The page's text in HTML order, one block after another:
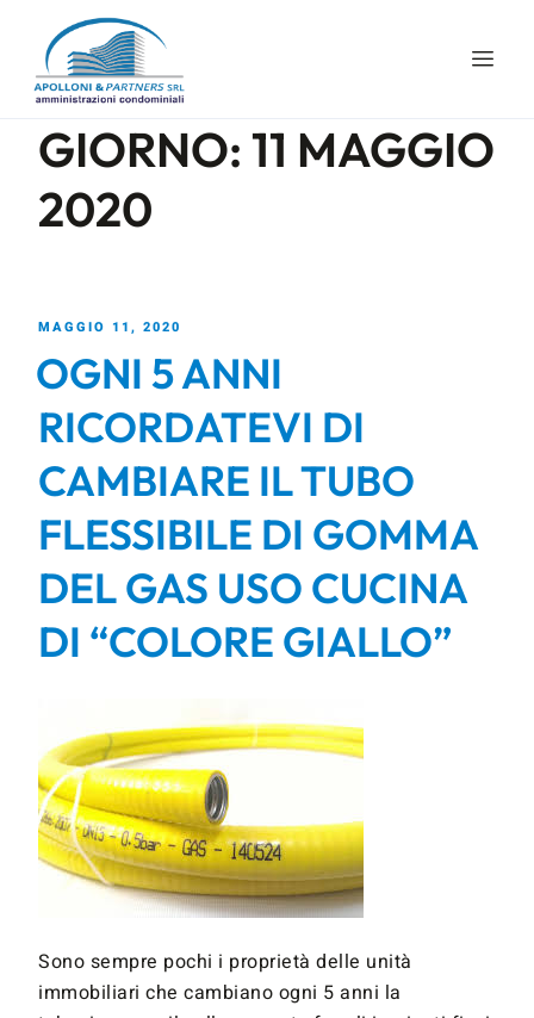
GIORNO: 11 MAGGIO
2020
MAGGIO 11, 2020
OGNI 5 ANNI
RICORDATEVI DI
CAMBIARE IL TUBO
FLESSIBILE DI GOMMA
DEL GAS USO CUCINA
DI “COLORE GIALLO”
Sono sempre pochi i proprietà delle unità
immobiliari che cambiano ogni 5 anni la